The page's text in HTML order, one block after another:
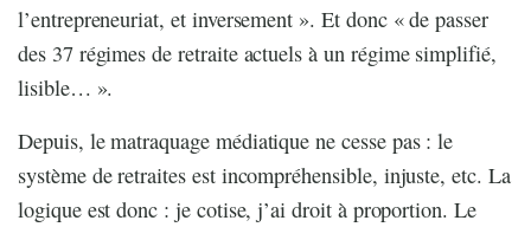
l’entrepreneuriat, et inversement ». Et donc « de passer
des 37 régimes de retraite actuels à un régime simplifié,
lisible… ».
Depuis, le matraquage médiatique ne cesse pas : le
système de retraites est incompréhensible, injuste, etc. La
logique est donc : je cotise, j’ai droit à proportion. Le